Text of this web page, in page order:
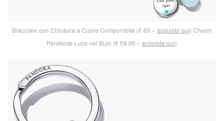
Bracciale con Chiusura a Cuore Componibile (€ 69 –acquista qui) Charm
Pendente Luce nel Buio (€ 59,00 –acquista qui)